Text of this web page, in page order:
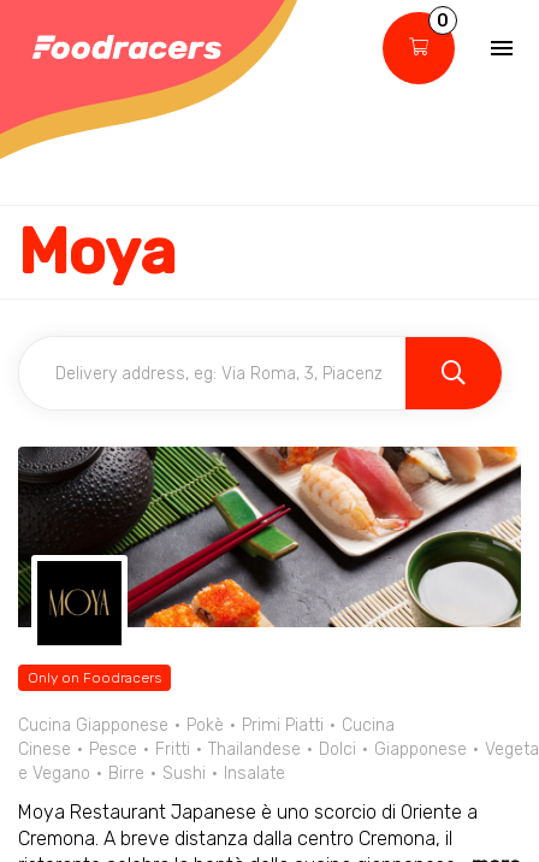
0
Moya
Only on Foodracers
Cucina Giapponese Pokè Primi Piatti
Cucina
Cinese
Pesce Fritti Thailandese Dolci Giapponese
e Vegano
Birre Sushi Insalate
Moya Restaurant Japanese è uno scorcio di Oriente a
Cremona. A breve distanza dalla centro Cremona, il